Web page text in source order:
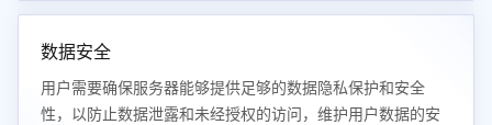
数据安全
用户需要确保服务器能够提供足够的数据隐私保护和安全
性，以防止数据泄露和未经授权的访问，维护用户数据的安